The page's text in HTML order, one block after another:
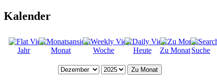
Kalender
Jahr Monat Woche Heute Zu MonatSuche
Zu Monat